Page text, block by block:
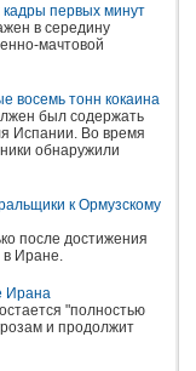
первых минут
в середину
мачтовой
восемь тонн кокаина
был содержать
Испании. Во время
обнаружили
к Ормузскому
после достижения
Иране.
Ирана
"полностью
и продолжит